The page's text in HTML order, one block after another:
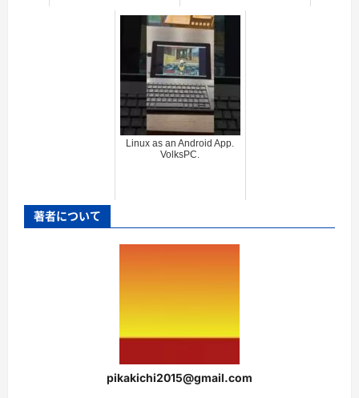
Linux as an Android App.
VolksPC.
著者について
pikakichi2015@gmail.com